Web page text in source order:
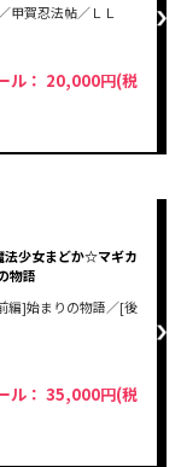
甲賀忍法帖／ＬＬ
ル： 20,000円(税
少女まどか☆マギカ
物語
編]始まりの物語／[後
ル： 35,000円(税